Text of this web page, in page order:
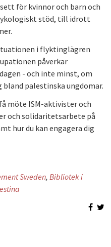
för kvinnor och barn och
stöd, till idrott
i flyktinglägren
påverkar
- och inte minst, om
palestinska ungdomar.
möte ISM-aktivister och
och solidaritetsarbete på
hur du kan engagera dig
Sweden,Bibliotek i